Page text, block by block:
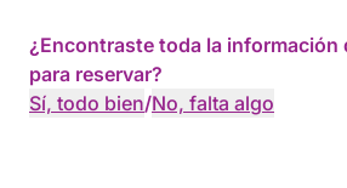
¿Encontraste toda la información
para reservar?
Sí, todo bien/No, falta algo